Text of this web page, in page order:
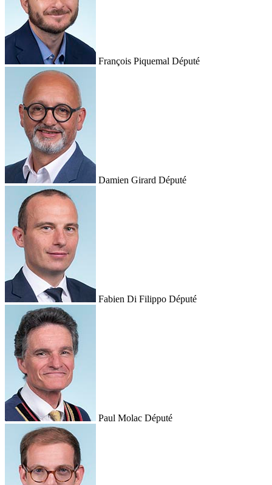
François Piquemal Député
Damien Girard Député
Fabien Di Filippo Député
Paul Molac Député